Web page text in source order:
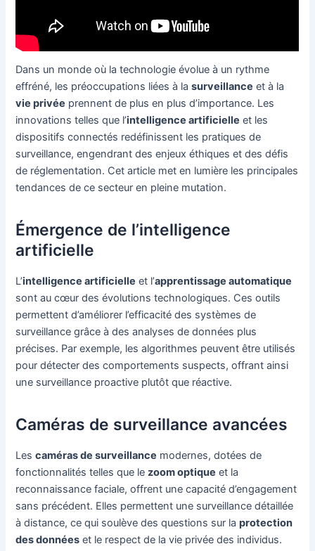
Dans un monde où la technologie évolue à un rythme
effréné, les préoccupations liées à lasurveillance et à la
vie privée prennent de plus en plus d’importance. Les
innovations telles que l’intelligence artificielle et les
dispositifs connectés redéfinissent les pratiques de
surveillance, engendrant des enjeux éthiques et des défis
de réglementation. Cet article met en lumière les principales
tendances de ce secteur en pleine mutation.
Émergence de l’intelligence
artificielle
L’intelligence artificielle et l’apprentissage automatique
sont au cœur des évolutions technologiques. Ces outils
permettent d’améliorer l’efficacité des systèmes de
surveillance grâce à des analyses de données plus
précises. Par exemple, les algorithmes peuvent être utilisés
pour détecter des comportements suspects, offrant ainsi
une surveillance proactive plutôt que réactive.
Caméras de surveillance avancées
Lescaméras de surveillance modernes, dotées de
fonctionnalités telles que lezoom optique et la
reconnaissance faciale, offrent une capacité d’engagement
sans précédent. Elles permettent une surveillance détaillée
à distance, ce qui soulève des questions sur laprotection
des données et le respect de la vie privée des individus.